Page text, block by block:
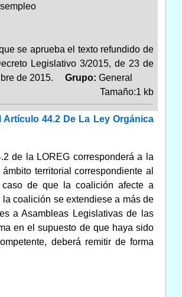
se aprueba el texto refundido de
Legislativo 3/2015, de 23 de
de 2015.
Grupo: General
Tamaño:1 kb
44.2 De La Ley Orgánica
de la LOREG corresponderá a la
territorial correspondiente al
de que la coalición afecte a
coalición se extendiese a más de
a Asambleas Legislativas de las
en el supuesto de que haya sido
deberá remitir de forma